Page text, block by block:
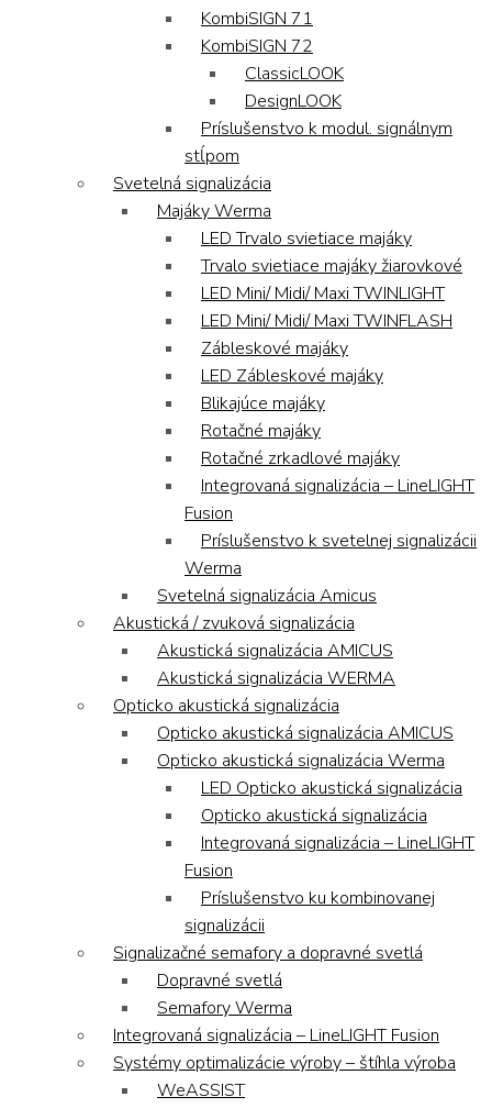
KombiSIGN 71
KombiSIGN 72
ClassicLOOK
DesignLOOK
Príslušenstvo k modul. signálnym
stĺpom
Svetelná signalizácia
Majáky Werma
LED Trvalo svietiace majáky
Trvalo svietiace majáky žiarovkové
LED Mini/ Midi/ Maxi TWINLIGHT
LED Mini/ Midi/ Maxi TWINFLASH
Zábleskové majáky
LED Zábleskové majáky
Blikajúce majáky
Rotačné majáky
Rotačné zrkadlové majáky
Integrovaná signalizácia – LineLIGHT
Fusion
Príslušenstvo k svetelnej signalizácii
Werma
Svetelná signalizácia Amicus
Akustická / zvuková signalizácia
Akustická signalizácia AMICUS
Akustická signalizácia WERMA
Opticko akustická signalizácia
Opticko akustická signalizácia AMICUS
Opticko akustická signalizácia Werma
LED Opticko akustická signalizácia
Opticko akustická signalizácia
Integrovaná signalizácia – LineLIGHT
Fusion
Príslušenstvo ku kombinovanej
signalizácii
Signalizačné semafory a dopravné svetlá
Dopravné svetlá
Semafory Werma
Integrovaná signalizácia – LineLIGHT Fusion
Systémy optimalizácie výroby – štíhla výroba
WeASSIST